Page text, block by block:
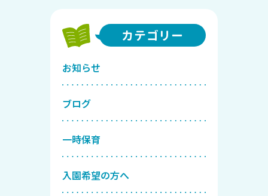
カテゴリー
お知らせ
ブログ
一時保育
入園希望の方へ